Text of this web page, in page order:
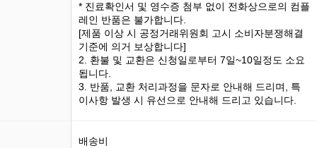
* 진료확인서 및 영수증 첨부 없이 전화상으로의 컴플
레인 반품은 불가합니다.
[제품 이상 시 공정거래위원회 고시 소비자분쟁해결
기준에 의거 보상합니다]
2. 환불 및 교환은 신청일로부터 7일~10일정도 소요
됩니다.
3. 반품, 교환 처리과정을 문자로 안내해 드리며, 특
이사항 발생 시 유선으로 안내해 드리고 있습니다.
배송비